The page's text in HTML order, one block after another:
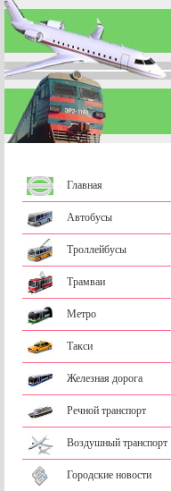
Главная
Автобусы
Троллейбусы
Трамваи
Метро
Такси
Железная дорога
Речной транспорт
Воздушный транспорт
Городские новости